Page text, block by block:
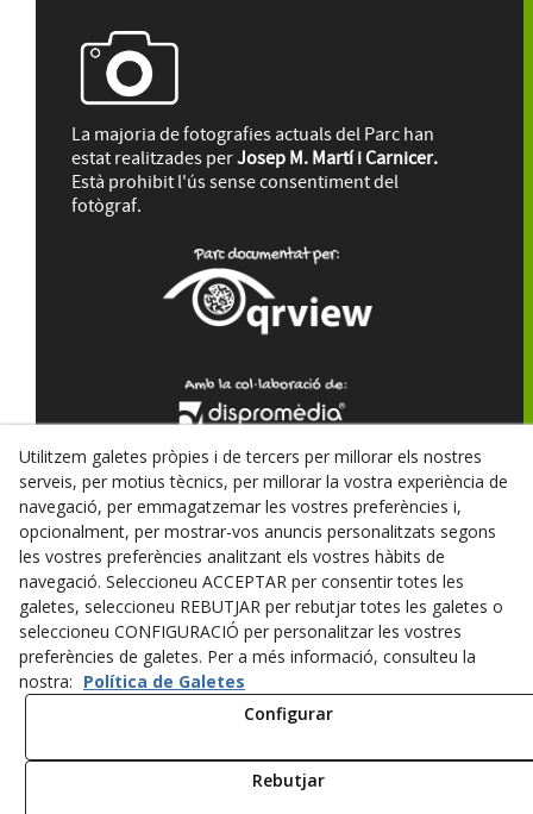
La majoria de fotografies actuals del Parc han
estat realitzades perJosep M. Martí i Carnicer.
Està prohibit l'ús sense consentiment del
fotògraf.
© 08/2026 Associació dels Amics de l'Arbre - Tots els
drets reservats.
POLÍTICA DE PRIVACITAT
POLÍTICA DE COOKIES
AUTORIA FOTOS
Utilitzem galetes pròpies i de tercers per millorar els nostres
serveis, per motius tècnics, per millorar la vostra experiència de
navegació, per emmagatzemar les vostres preferències i,
opcionalment, per mostrar-vos anuncis personalitzats segons
les vostres preferències analitzant els vostres hàbits de
navegació. Seleccioneu ACCEPTAR per consentir totes les
galetes, seleccioneu REBUTJAR per rebutjar totes les galetes o
seleccioneu CONFIGURACIÓ per personalitzar les vostres
preferències de galetes. Per a més informació, consulteu la
nostra: Política de Galetes
Configurar
Rebutjar